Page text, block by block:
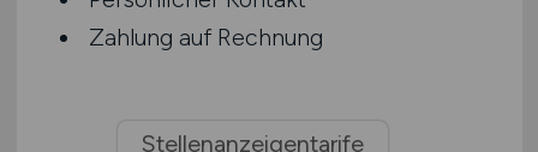
Zahlung auf Rechnung
Stellenanzeigentarife